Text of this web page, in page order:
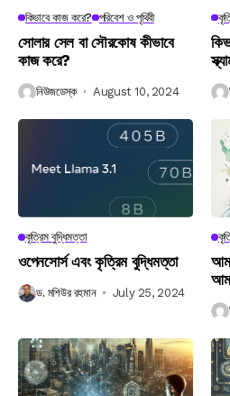
কিভাবে কাজ করে? পরিবেশ ও পৃথিবী
সোলার সেল বা সৌরকোষ কীভাবে
কাজ করে?
নিউজডেস্ক August 10, 2024
কৃত্রিম বুদ্ধিমত্তা
ওপেনসোর্স এবং কৃত্রিম বুদ্ধিমত্তা
ড. মশিউর রহমান July 25, 2024